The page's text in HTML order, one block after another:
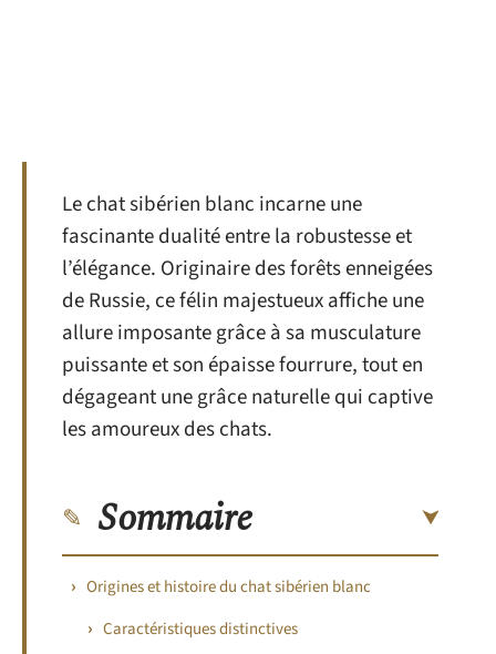
Le chat sibérien blanc incarne une
fascinante dualité entre la robustesse et
l’élégance. Originaire des forêts enneigées
de Russie, ce félin majestueux affiche une
allure imposante grâce à sa musculature
puissante et son épaisse fourrure, tout en
dégageant une grâce naturelle qui captive
les amoureux des chats.
Sommaire
Origines et histoire du chat sibérien blanc
Caractéristiques distinctives